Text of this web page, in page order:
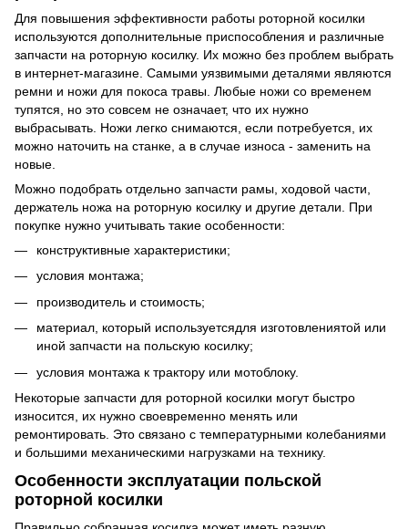
Для повышения эффективности работы роторной косилки
используются дополнительные приспособления и различные
запчасти на роторную косилку. Их можно без проблем выбрать
в интернет-магазине. Самыми уязвимыми деталями являются
ремни и ножи для покоса травы. Любые ножи со временем
тупятся, но это совсем не означает, что их нужно
выбрасывать. Ножи легко снимаются, если потребуется, их
можно наточить на станке, а в случае износа - заменить на
новые.
Можно подобрать отдельно запчасти рамы, ходовой части,
держатель ножа на роторную косилку и другие детали. При
покупке нужно учитывать такие особенности:
конструктивные характеристики;
условия монтажа;
производитель и стоимость;
материал, который используетсядля изготовлениятой или
иной запчасти на польскую косилку;
условия монтажа к трактору или мотоблоку.
Некоторые запчасти для роторной косилки могут быстро
износится, их нужно своевременно менять или
ремонтировать. Это связано с температурными колебаниями
и большими механическими нагрузками на технику.
Особенности эксплуатации польской
роторной косилки